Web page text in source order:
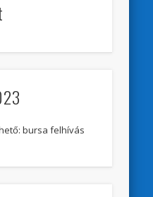
bursa felhívás